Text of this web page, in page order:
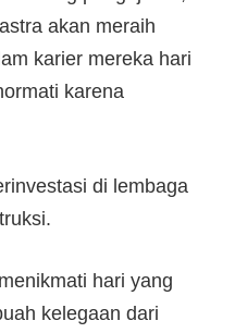
akan meraih
karier mereka hari
karena
di lembaga
hari yang
kelegaan dari